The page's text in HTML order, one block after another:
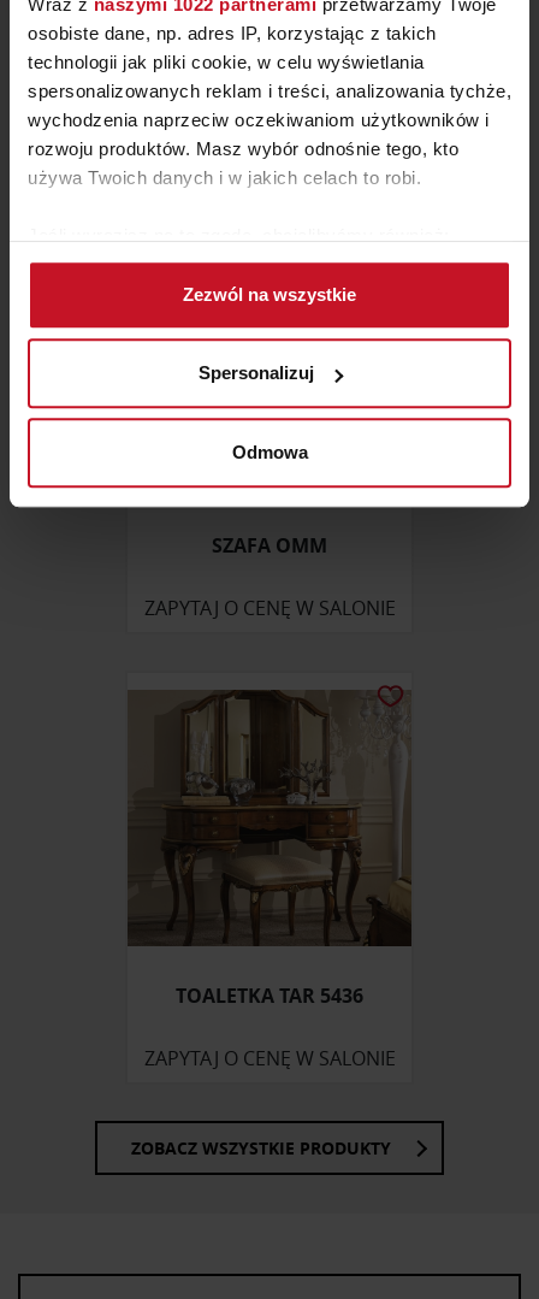
Wraz z naszymi 1022 partnerami przetwarzamy Twoje
osobiste dane, np. adres IP, korzystając z takich
technologii jak pliki cookie, w celu wyświetlania
spersonalizowanych reklam i treści, analizowania tychże,
wychodzenia naprzeciw oczekiwaniom użytkowników i
rozwoju produktów. Masz wybór odnośnie tego, kto
używa Twoich danych i w jakich celach to robi.
Gromadzić dane dotyczące Twojej lokalizacji
geograficznej z dokładnością nawet do kilku metrów
Identyfikować Twoje urządzenie, aktywnie
(fingerprinting, czyli wirtualny odcisk palca)
Dowiedz się więcej odnośnie tego, jak Twoje osobiste
dane są przetwarzane oraz ustaw własne preferencje w
zmienić lub wycofać swoją zgodę w dowolnej chwili.
analizować ruch w naszej witrynie. Informacje o tym, jak
Partnerzy mogą połączyć te informacje z innymi danymi
otrzymanymi od Ciebie lub uzyskanymi podczas
Zezwól na wszystkie
Spersonalizuj
Odmowa
ŁÓŻKO LK371
ZAPYTAJ O CENĘ W SALONIE
SZAFA OMM
ZAPYTAJ O CENĘ W SALONIE
TOALETKA TAR 5436
ZAPYTAJ O CENĘ W SALONIE
ZOBACZ WSZYSTKIE PRODUKTY